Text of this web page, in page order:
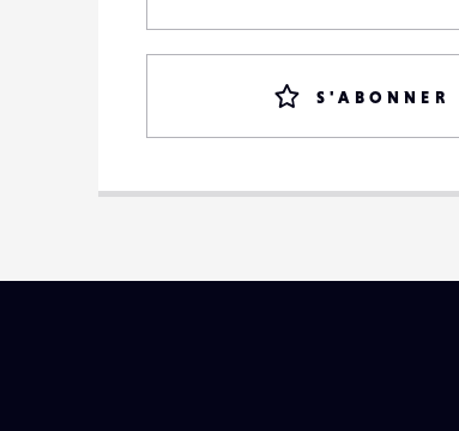
S'ABONNER